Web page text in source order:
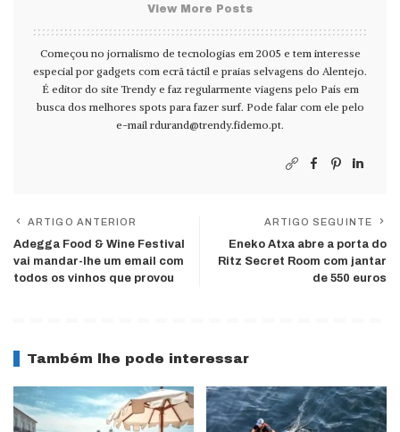
View More Posts
Começou no jornalismo de tecnologias em 2005 e tem interesse
especial por gadgets com ecrã táctil e praias selvagens do Alentejo.
É editor do site Trendy e faz regularmente viagens pelo País em
busca dos melhores spots para fazer surf. Pode falar com ele pelo
e-mail rdurand@trendy.fidemo.pt.
ARTIGO ANTERIOR
Adegga Food & Wine Festival
vai mandar-lhe um email com
todos os vinhos que provou
ARTIGO SEGUINTE
Eneko Atxa abre a porta do
Ritz Secret Room com jantar
de 550 euros
Também lhe pode interessar